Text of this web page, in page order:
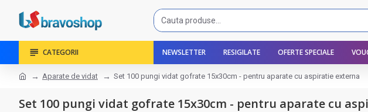
CATEGORII NEWSLETTER RESIGILATE OFERTE SPECIALE
Aparate de vidat Set 100 pungi vidat gofrate 15x30cm - pentru aparate cu aspiratie externa
Set 100 pungi vidat gofrate 15x30cm - pentru aparate cu